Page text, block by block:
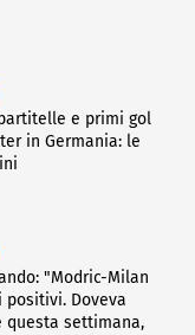
e primi gol
in Germania: le
"Modric-Milan
positivi. Doveva
questa settimana,